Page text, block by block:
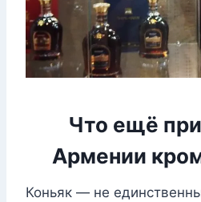
Что ещё
Армении
Коньяк — не